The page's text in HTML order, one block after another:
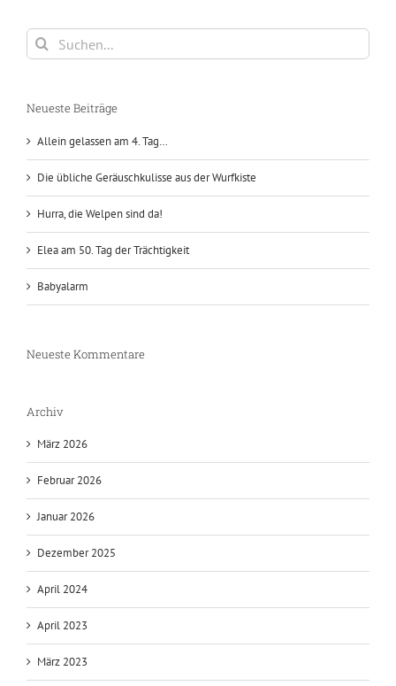
Suche
nach:
Neueste Beiträge
Allein gelassen am 4. Tag…
Die übliche Geräuschkulisse aus der Wurfkiste
Hurra, die Welpen sind da!
Elea am 50. Tag der Trächtigkeit
Babyalarm
Neueste Kommentare
Archiv
März 2026
Februar 2026
Januar 2026
Dezember 2025
April 2024
April 2023
März 2023